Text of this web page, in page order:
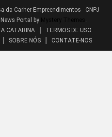
da Carher Empreendimentos - CNPJ
Portal by Mystery Themes .
CATARINA
TERMOS DE USO
SOBRE NÓS CONTATE-NOS